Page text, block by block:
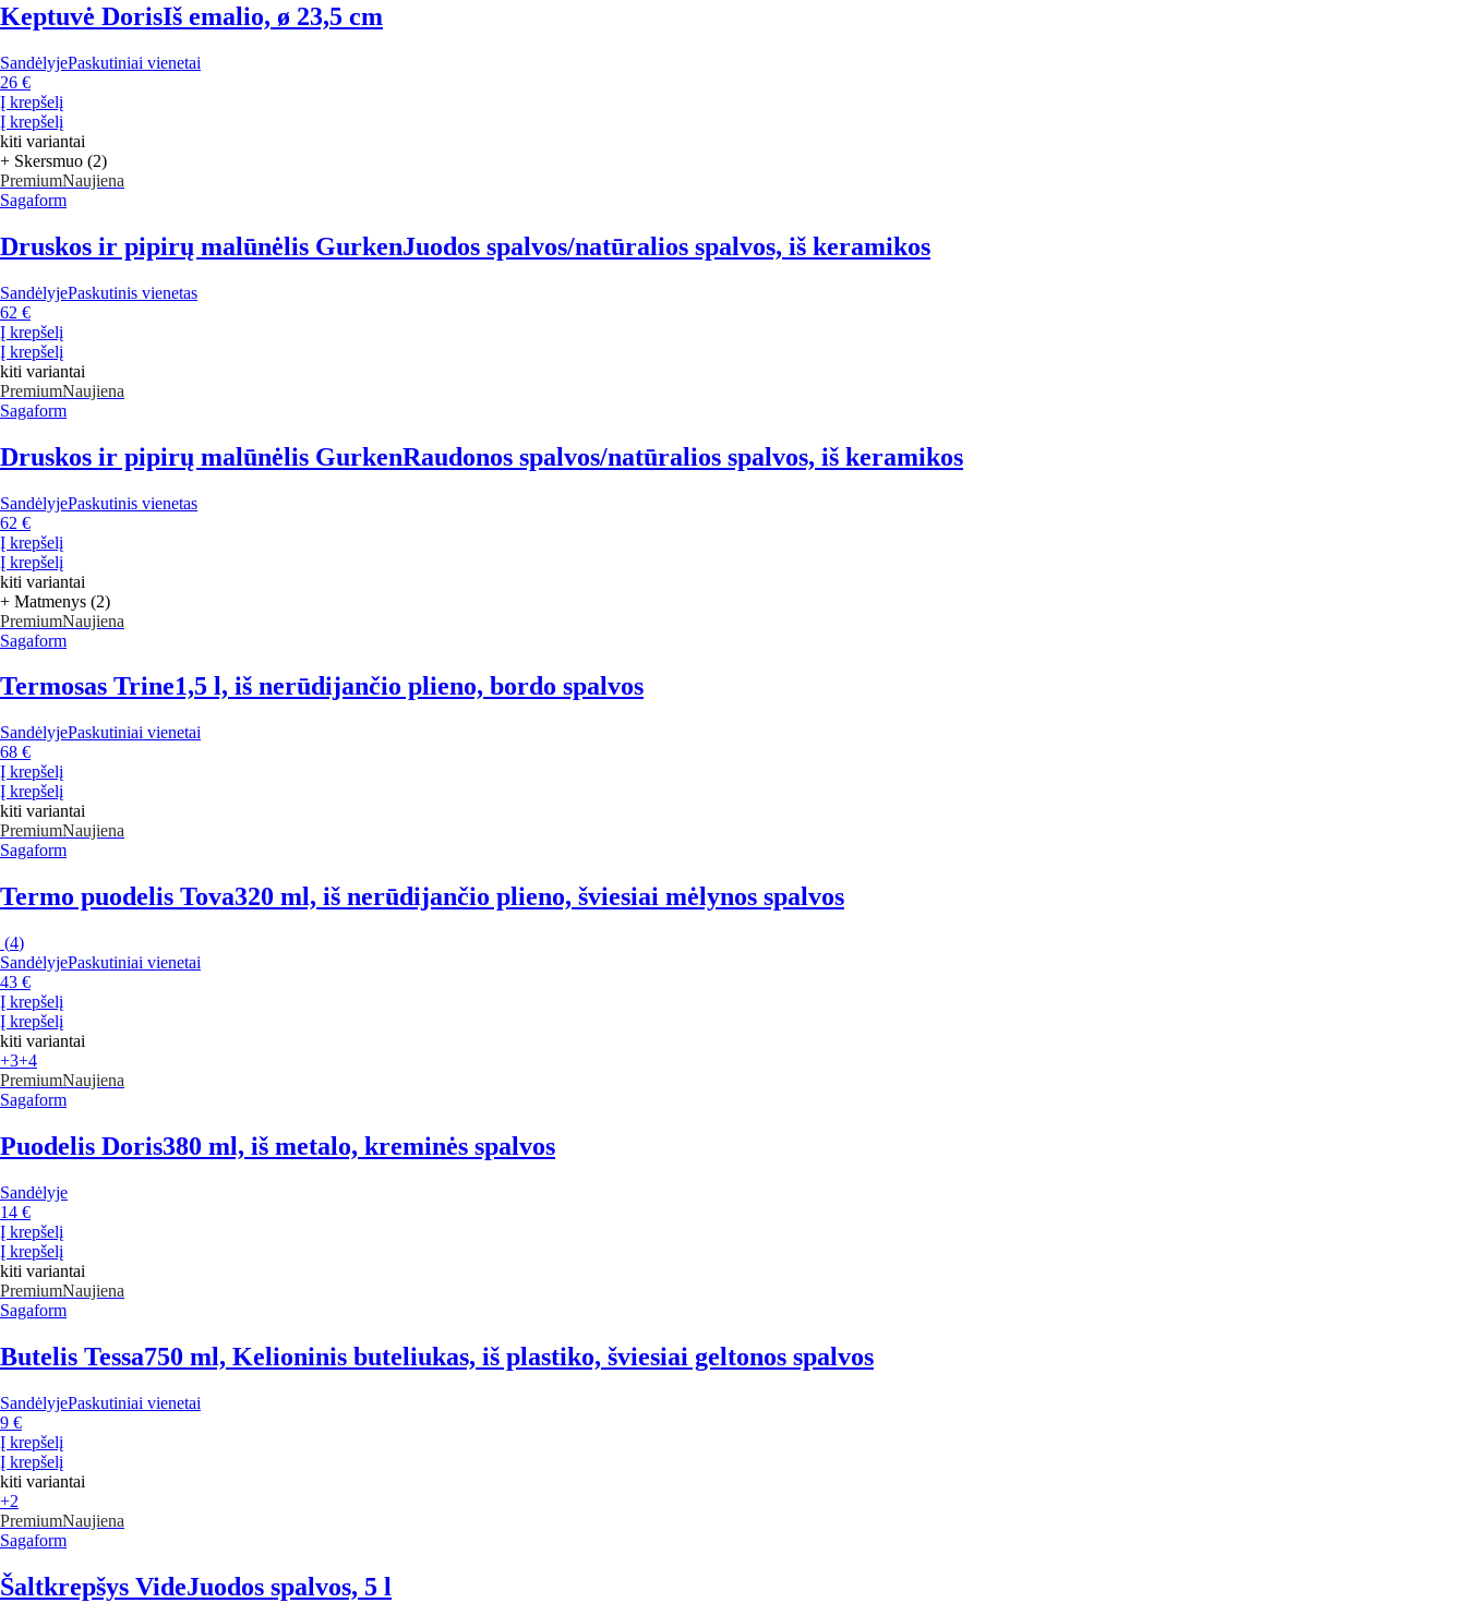
Keptuvė DorisIš emalio, ø 23,5 cm
SandėlyjePaskutiniai vienetai
26 €
Į krepšelį
Į krepšelį
kiti variantai
+ Skersmuo (2)
PremiumNaujiena
Sagaform
Druskos ir pipirų malūnėlis GurkenJuodos spalvos/natūralios spalvos, iš keramikos
SandėlyjePaskutinis vienetas
62 €
Į krepšelį
Į krepšelį
kiti variantai
PremiumNaujiena
Sagaform
Druskos ir pipirų malūnėlis GurkenRaudonos spalvos/natūralios spalvos, iš keramikos
SandėlyjePaskutinis vienetas
62 €
Į krepšelį
Į krepšelį
kiti variantai
+ Matmenys (2)
PremiumNaujiena
Sagaform
Termosas Trine1,5 l, iš nerūdijančio plieno, bordo spalvos
SandėlyjePaskutiniai vienetai
68 €
Į krepšelį
Į krepšelį
kiti variantai
PremiumNaujiena
Sagaform
Termo puodelis Tova320 ml, iš nerūdijančio plieno, šviesiai mėlynos spalvos
(4)
SandėlyjePaskutiniai vienetai
43 €
Į krepšelį
Į krepšelį
kiti variantai
+3+4
PremiumNaujiena
Sagaform
Puodelis Doris380 ml, iš metalo, kreminės spalvos
Sandėlyje
14 €
Į krepšelį
Į krepšelį
kiti variantai
PremiumNaujiena
Sagaform
Butelis Tessa750 ml, Kelioninis buteliukas, iš plastiko, šviesiai geltonos spalvos
SandėlyjePaskutiniai vienetai
9 €
Į krepšelį
Į krepšelį
kiti variantai
+2
PremiumNaujiena
Sagaform
Šaltkrepšys VideJuodos spalvos, 5 l